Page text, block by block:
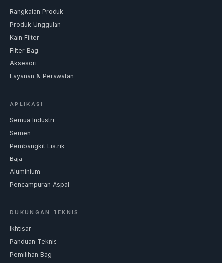
Rangkaian Produk
Produk Unggulan
Kain Filter
Filter Bag
Aksesori
Layanan & Perawatan
APLIKASI
Semua Industri
Semen
Pembangkit Listrik
Baja
Aluminium
Pencampuran Aspal
DUKUNGAN TEKNIS
Ikhtisar
Panduan Teknis
Pemilihan Bag